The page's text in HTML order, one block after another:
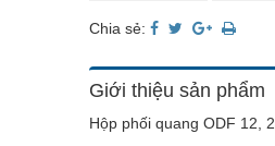
Chia sẻ:
Giới thiệu sản phẩm
Hộp phối quang ODF 12,